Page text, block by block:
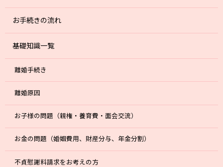
お手続きの流れ
基礎知識一覧
離婚手続き
離婚原因
お子様の問題（親権・養育費・面会交流）
お金の問題（婚姻費用、財産分与、年金分割）
不貞慰謝料請求をお考えの方